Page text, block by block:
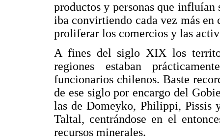
productos y personas que influían
iba convirtiendo cada vez más en
proliferar los comercios y las
A fines del siglo XIX los
regiones estaban
funcionarios chilenos. Baste
de ese siglo por encargo del
las de Domeyko, Philippi, Pissis
Taltal, centrándose en el
recursos minerales.